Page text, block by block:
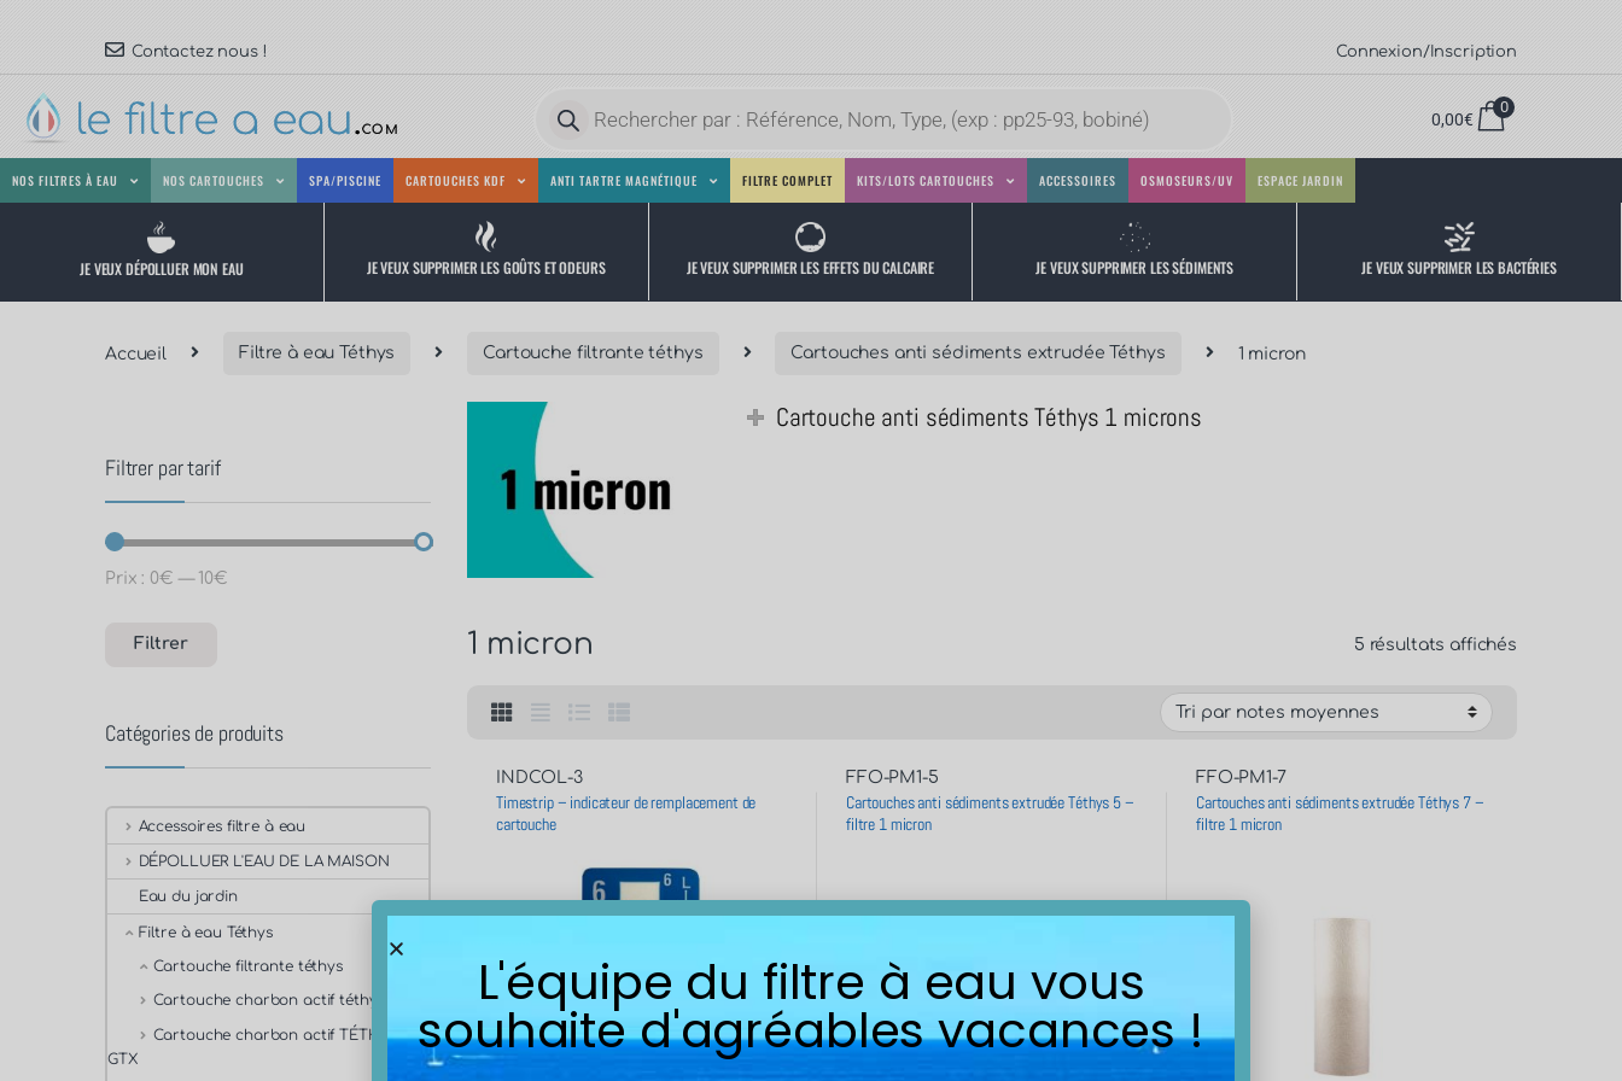
Contactez nous ! Connexion/Inscription
0,00€
0
NOS FILTRES À EAU NOS CARTOUCHES SPA/PISCINE CARTOUCHES KDF ANTI TARTRE MAGNÉTIQUE FILTRE COMPLET KITS/LOTS CARTOUCHES ACCESSOIRES OSMOSEURS/UV ESPACE JARDIN
JE VEUX DÉPOLLUER MON EAU JE VEUX SUPPRIMER LES GOÛTS ET ODEURS JE VEUX SUPPRIMER LES EFFETS DU CALCAIRE JE VEUX SUPPRIMER LES SÉDIMENTS JE VEUX SUPPRIMER LES BACTÉRIES
Accueil Filtre à eau Téthys Cartouche filtrante téthys Cartouches anti sédiments extrudée Téthys 1 micron
Cartouche anti sédiments Téthys 1 microns
1 micron 5 résultats affichés
INDCOL-3
Timestrip – indicateur de remplacement de
cartouche
FFO-PM1-5
Cartouches anti sédiments extrudée Téthys 5 –
filtre 1 micron
FFO-PM1-7
Cartouches anti sédiments extrudée Téthys 7 –
filtre 1 micron
Filtrer par tarif
Filtrer
Prix : 0€ — 10€
Catégories de produits
Accessoires filtre à eau
DÉPOLLUER L'EAU DE LA MAISON
Eau du jardin
Filtre à eau Téthys
Cartouche filtrante téthys
Cartouche charbon actif téthys
Cartouche charbon actif TÉTHYS
GTX
L'équipe du filtre à eau vous
souhaite d'agréables vacances !